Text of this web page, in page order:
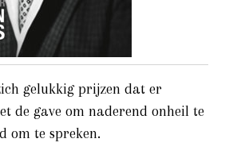
gelukkig prijzen dat er
de gave om naderend onheil te
om te spreken.